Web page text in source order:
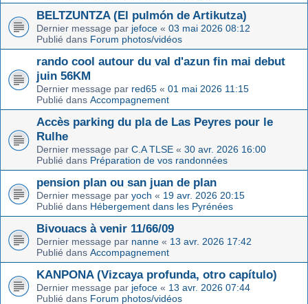
BELTZUNTZA (El pulmón de Artikutza)
Dernier message par jefoce « 03 mai 2026 08:12
Publié dans Forum photos/vidéos
rando cool autour du val d'azun fin mai debut
juin 56KM
Dernier message par red65 « 01 mai 2026 11:15
Publié dans Accompagnement
Accès parking du pla de Las Peyres pour le
Rulhe
Dernier message par C.A TLSE « 30 avr. 2026 16:00
Publié dans Préparation de vos randonnées
pension plan ou san juan de plan
Dernier message par yoch « 19 avr. 2026 20:15
Publié dans Hébergement dans les Pyrénées
Bivouacs à venir 11/66/09
Dernier message par nanne « 13 avr. 2026 17:42
Publié dans Accompagnement
KANPONA (Vizcaya profunda, otro capítulo)
Dernier message par jefoce « 13 avr. 2026 07:44
Publié dans Forum photos/vidéos